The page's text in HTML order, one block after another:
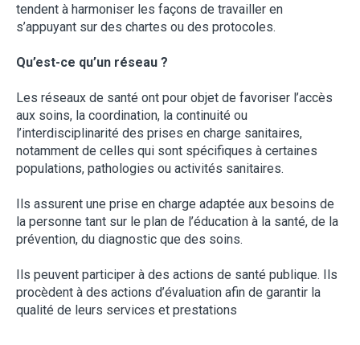
tendent à harmoniser les façons de travailler en
s’appuyant sur des chartes ou des protocoles.
Qu’est-ce qu’un réseau ?
Les réseaux de santé ont pour objet de favoriser l’accès
aux soins, la coordination, la continuité ou
l’interdisciplinarité des prises en charge sanitaires,
notamment de celles qui sont spécifiques à certaines
populations, pathologies ou activités sanitaires.
Ils assurent une prise en charge adaptée aux besoins de
la personne tant sur le plan de l’éducation à la santé, de la
prévention, du diagnostic que des soins.
Ils peuvent participer à des actions de santé publique. Ils
procèdent à des actions d’évaluation afin de garantir la
qualité de leurs services et prestations